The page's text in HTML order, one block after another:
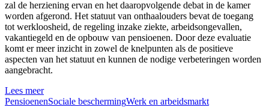
zal de herziening ervan en het daaropvolgende debat in de kamer
worden afgerond. Het statuut van onthaalouders bevat de toegang
tot werkloosheid, de regeling inzake ziekte, arbeidsongevallen,
vakantiegeld en de opbouw van pensioenen. Door deze evaluatie
komt er meer inzicht in zowel de knelpunten als de positieve
aspecten van het statuut en kunnen de nodige verbeteringen worden
aangebracht.
Lees meer
PensioenenSociale beschermingWerk en arbeidsmarkt